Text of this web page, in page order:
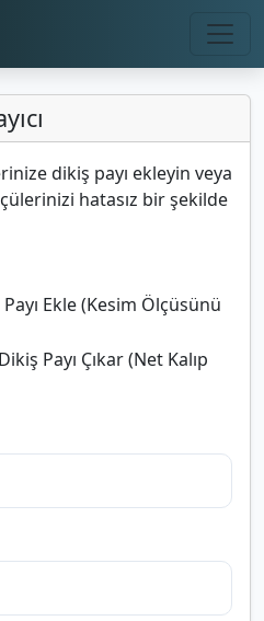
dikiş payı ekleyin veya
hatasız bir şekilde
Ekle (Kesim Ölçüsünü
Payı Çıkar (Net Kalıp